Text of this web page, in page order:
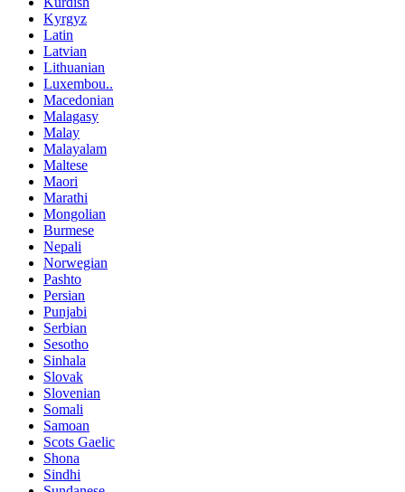
Kyrgyz
Latin
Latvian
Lithuanian
Luxembou..
Macedonian
Malagasy
Malay
Malayalam
Maltese
Maori
Marathi
Mongolian
Burmese
Nepali
Norwegian
Pashto
Persian
Punjabi
Serbian
Sesotho
Sinhala
Slovak
Slovenian
Somali
Samoan
Scots Gaelic
Shona
Sindhi